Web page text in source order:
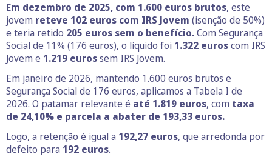
Em dezembro de 2025, com 1.600 euros brutos, este
jovem reteve 102 euros com IRS Jovem (isenção de 50%)
e teria retido 205 euros sem o benefício.Com Segurança
Social de 11% (176 euros), o líquido foi 1.322 euroscom IRS
Jovem e 1.219 eurossem IRS Jovem.
Em janeiro de 2026, mantendo 1.600 euros brutos e
Segurança Social de 176 euros, aplicamos a Tabela I de
2026. O patamar relevante é até 1.819 euros, com taxa
de 24,10% e parcela a abater de 193,33 euros.
Logo, a retenção é igual a 192,27 euros, que arredonda por
defeito para 192 euros.